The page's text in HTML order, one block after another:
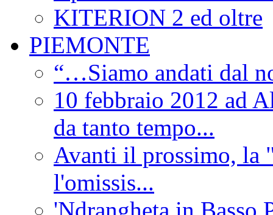
KITERION 2 ed oltre
PIEMONTE
“…Siamo andati dal
10 febbraio 2012 ad
da tanto tempo...
Avanti il prossimo, la
l'omissis...
'Ndrangheta in Basso